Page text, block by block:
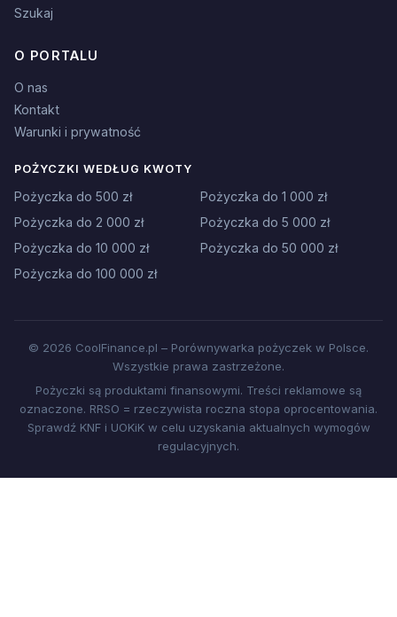
Szukaj
O PORTALU
O nas
Kontakt
Warunki i prywatność
POŻYCZKI WEDŁUG KWOTY
Pożyczka do 500 zł
Pożyczka do 1 000 zł
Pożyczka do 2 000 zł
Pożyczka do 5 000 zł
Pożyczka do 10 000 zł
Pożyczka do 50 000 zł
Pożyczka do 100 000 zł
© 2026 CoolFinance.pl – Porównywarka pożyczek w Polsce.
Wszystkie prawa zastrzeżone.
Pożyczki są produktami finansowymi. Treści reklamowe są
oznaczone. RRSO = rzeczywista roczna stopa oprocentowania.
Sprawdź KNF i UOKiK w celu uzyskania aktualnych wymogów
regulacyjnych.